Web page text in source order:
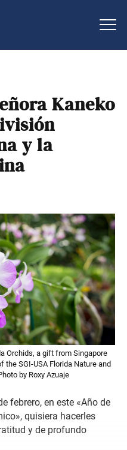
Kaneko
y la
Orchids, a gift from Singapore
SGI-USA Florida Nature and
by Roxy Azuaje
febrero, en este «Año de
quisiera hacerles
y de profundo